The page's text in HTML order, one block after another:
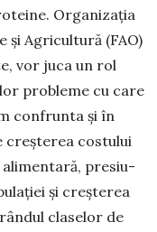
Organi­za­ția
Agricul­tură (FAO)
vor juca un rol
pro­bleme cu care
confrunta și în
creș­terea cos­tului
presiu­
și creșterea
claselor de